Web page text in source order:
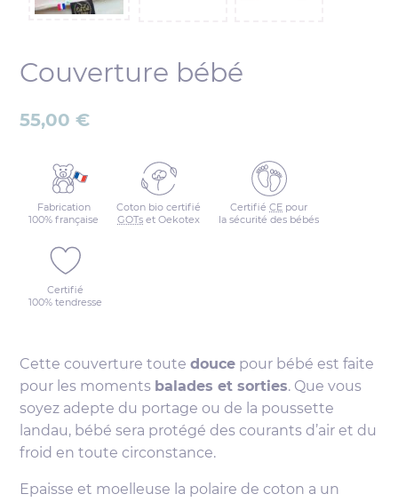
Couverture bébé
55,00€
Fabrication
100% française
Coton bio certifié
GOTs et Oekotex
CertifiéCE pour
la sécurité des bébés
Certifié
100% tendresse
Cette couverture toutedouce pour bébé est faite
pour les moments balades et sorties. Que vous
soyez adepte du portage ou de la poussette
landau, bébé sera protégé des courants d’air et du
froid en toute circonstance.
Epaisse et moelleuse la polaire de coton a un